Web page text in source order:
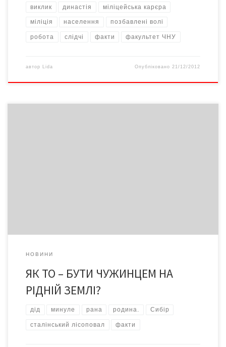
виклик династія міліцейська карєра
міліція населення позбавлені волі
робота слідчі факти факультет ЧНУ
автор Lida Опубліковано 21/12/2012
НОВИНИ
ЯК ТО – БУТИ ЧУЖИНЦЕМ НА
РІДНІЙ ЗЕМЛІ?
дід минуле рана родина. Сибір
сталінський лісоповал факти